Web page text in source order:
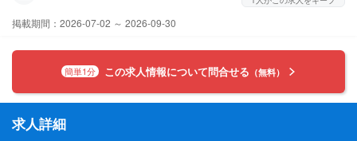
掲載期間：2026-07-02 ～ 2026-09-30
簡単1分 この求人情報について問合せる （無料）
求人詳細